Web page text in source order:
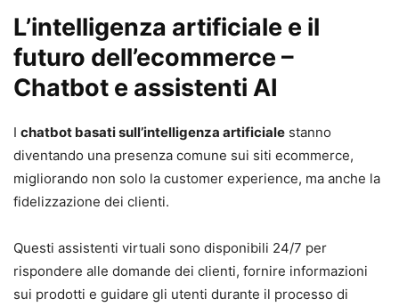
L’intelligenza artificiale e il
futuro dell’ecommerce –
Chatbot e assistenti AI
I chatbot basati sull’intelligenza artificiale stanno
diventando una presenza comune sui siti ecommerce,
migliorando non solo la customer experience, ma anche la
fidelizzazione dei clienti.
Questi assistenti virtuali sono disponibili 24/7 per
rispondere alle domande dei clienti, fornire informazioni
sui prodotti e guidare gli utenti durante il processo di